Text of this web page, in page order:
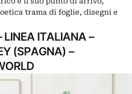
trama di foglie, disegni e
LINEA ITALIANA –
(SPAGNA) –